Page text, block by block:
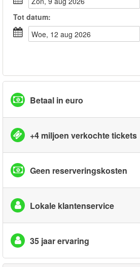
Tot datum:
woe, 12 aug 2026
Betaal in euro
+4 miljoen verkochte tickets
Geen reserveringskosten
Lokale klantenservice
35 jaar ervaring